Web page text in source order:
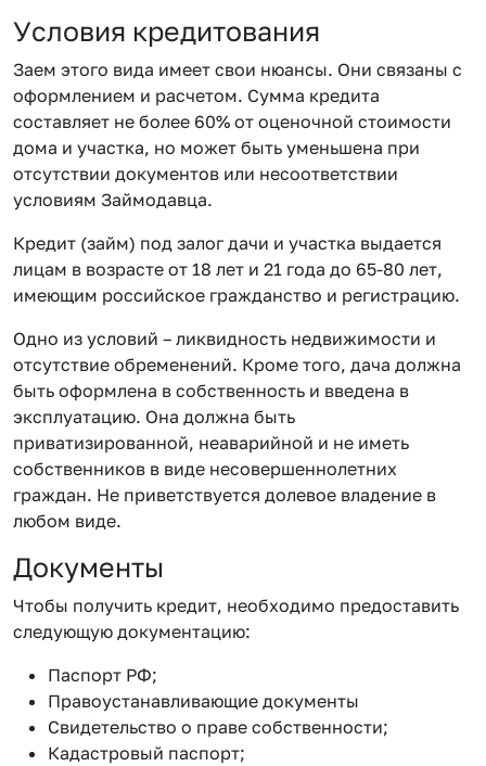
Условия кредитования
Заем этого вида имеет свои нюансы. Они связаны с
оформлением и расчетом. Сумма кредита
составляет не более 60% от оценочной стоимости
дома и участка, но может быть уменьшена при
отсутствии документов или несоответствии
условиям Займодавца.
Кредит (займ) под залог дачи и участка выдается
лицам в возрасте от 18 лет и 21 года до 65-80 лет,
имеющим российское гражданство и регистрацию.
Одно из условий – ликвидность недвижимости и
отсутствие обременений. Кроме того, дача должна
быть оформлена в собственность и введена в
эксплуатацию. Она должна быть
приватизированной, неаварийной и не иметь
собственников в виде несовершеннолетних
граждан. Не приветствуется долевое владение в
любом виде.
Документы
Чтобы получить кредит, необходимо предоставить
следующую документацию:
Паспорт РФ;
Правоустанавливающие документы
Свидетельство о праве собственности;
Кадастровый паспорт;